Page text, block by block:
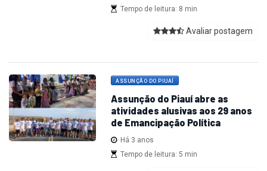
Tempo de leitura: 8 min
Avaliar postagem
ASSUNÇÃO DO PIUAÍ
Assunção do Piauí abre as
atividades alusivas aos 29 anos
de Emancipação Política
Há 3 anos
Tempo de leitura: 5 min